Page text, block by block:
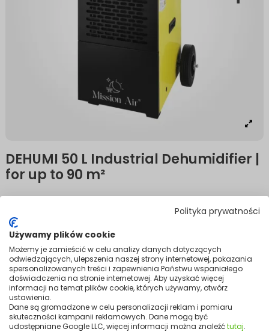
Polityka prywatności
Używamy plików cookie
Możemy je zamieścić w celu analizy danych dotyczących
odwiedzających, ulepszenia naszej strony internetowej, pokazania
spersonalizowanych treści i zapewnienia Państwu wspaniałego
doświadczenia na stronie internetowej. Aby uzyskać więcej
informacji na temat plików cookie, których używamy, otwórz
ustawienia.
Dane są gromadzone w celu personalizacji reklam i pomiaru
skuteczności kampanii reklamowych. Dane mogą być
udostępniane Google LLC, więcej informacji można znaleźćtutaj.
DEHUMI 50 L Industrial Dehumidifier |
for up to 90 m²
Compact, capable, and quietly getting on with the job.
Not every space needs an industrial giant — but it still needs proper
protection. The DEHUMI 50 L removes up to 50 litres of moisture per day
across spaces up to 90 m², making it the ideal choice for basements,
garages, workshops, and smaller storage areas.
A built-in hygrostat, continuous condensate drainage, and working
hour counter give you full control without any fuss. Straightforward to
operate and built to handle demanding conditions, it just gets on with
it — day after day.
Professional moisture control in a compact package. The DEHUMI 50 L